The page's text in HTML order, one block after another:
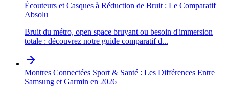
Écouteurs et Casques à Réduction de Bruit : Le Comparatif
Absolu
Bruit du métro, open space bruyant ou besoin d'immersion
totale : découvrez notre guide comparatif d...
Montres Connectées Sport & Santé : Les Différences Entre
Samsung et Garmin en 2026